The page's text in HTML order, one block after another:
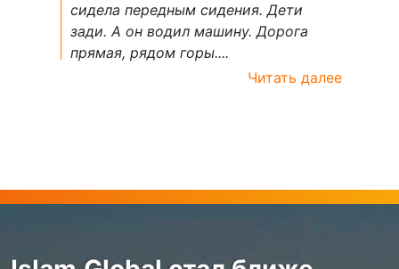
сидела передным сидения. Дети
зади. А он водил машину. Дорога
прямая, рядом горы....
Читать далее